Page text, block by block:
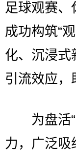
足球观赛、
成功构筑“
化、沉浸式
引流效应，
为盘活“
力，广泛吸